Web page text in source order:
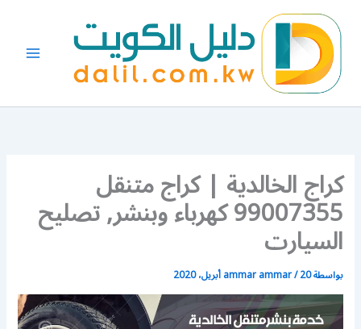
المحتوى
كراج الخالدية | كراج متنقل
99007355 كهرباء وبنشر, تصليح
السيارت
بواسطة ammar ammar/20 أبريل، 2020